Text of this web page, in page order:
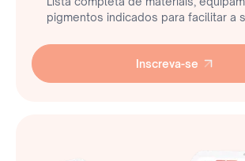
pigmentos indicados para facilitar a
Inscreva-se